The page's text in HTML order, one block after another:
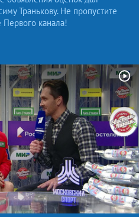
Транькову. Не пропустите
Первого канала!